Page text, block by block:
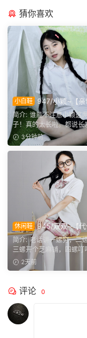
猜你喜欢
小白鞋
947/小颖~【亲
方】神情温和从容，是
邻家女孩的样子，温顺
越看越舒服。
简介: 谁能不注意小颖这
子！真的太长啦。都说长
腰，她这编好的麻花辫，
3分钟前
休闲鞋 945/双双~【代
传】提起手指螺纹的老
少人小时候都听过，大
回忆起几句？
简介: 老话讲一螺穷，二
三螺开个芝麻铺，四螺叮
五螺挑屎桶。和双双聊...
2天前
评论 0